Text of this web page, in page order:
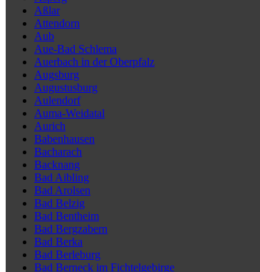
Aßlar
Attendorn
Aub
Aue-Bad Schlema
Auerbach in der Oberpfalz
Augsburg
Augustusburg
Aulendorf
Auma-Weidatal
Aurich
Babenhausen
Bacharach
Backnang
Bad Aibling
Bad Arolsen
Bad Belzig
Bad Bentheim
Bad Bergzabern
Bad Berka
Bad Berleburg
Bad Berneck im Fichtelgebirge